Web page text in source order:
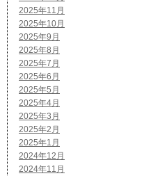
2025年11月
2025年10月
2025年9月
2025年8月
2025年7月
2025年6月
2025年5月
2025年4月
2025年3月
2025年2月
2025年1月
2024年12月
2024年11月